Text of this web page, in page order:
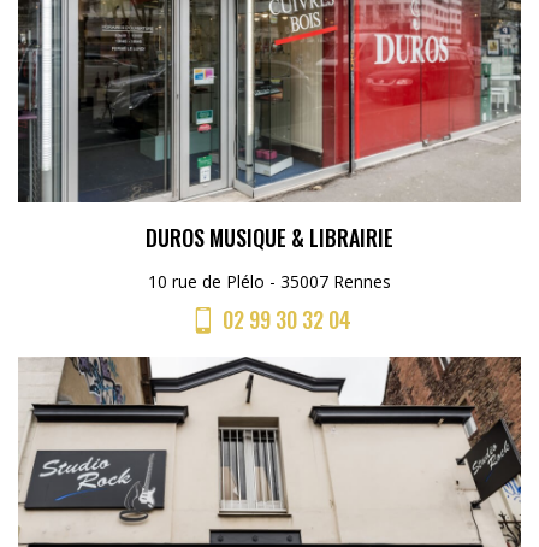
DUROS MUSIQUE & LIBRAIRIE
10 rue de Plélo - 35007 Rennes
02 99 30 32 04